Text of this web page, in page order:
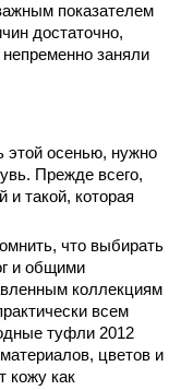
показателем
достаточно,
заняли
этой осенью, нужно
Прежде всего,
и такой, которая
что выбирать
и общими
коллекциям
всем
туфли 2012
цветов и
кожу как